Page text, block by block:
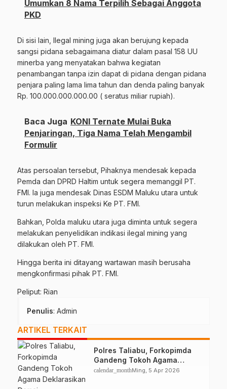
Umumkan 8 Nama Terpilih Sebagai Anggota
PKD
Di sisi lain, Ilegal mining juga akan berujung kepada
sangsi pidana sebagaimana diatur dalam pasal 158 UU
minerba yang menyatakan bahwa kegiatan
penambangan tanpa izin dapat di pidana dengan pidana
penjara paling lama lima tahun dan denda paling banyak
Rp. 100.000.000.000.00 ( seratus miliar rupiah).
Baca Juga KONI Ternate Mulai Buka
Penjaringan, Tiga Nama Telah Mengambil
Formulir
Atas persoalan tersebut, Pihaknya mendesak kepada
Pemda dan DPRD Haltim untuk segera memanggil PT.
FMI. Ia juga mendesak Dinas ESDM Maluku utara untuk
turun melakukan inspeksi Ke PT. FMI.
Bahkan, Polda maluku utara juga diminta untuk segera
melakukan penyelidikan indikasi ilegal mining yang
dilakukan oleh PT. FMI.
Hingga berita ini ditayang wartawan masih berusaha
mengkonfirmasi pihak PT. FMI.
Peliput: Rian
Penulis: Admin
ARTIKEL TERKAIT
Polres Taliabu, Forkopimda
Gandeng Tokoh Agama
Deklarasikan Damai
calendar_monthMing, 5 Apr 2026